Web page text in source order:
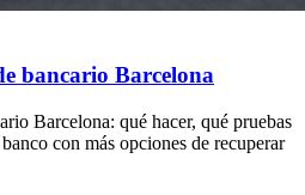
bancario Barcelona
Barcelona: qué hacer, qué pruebas
con más opciones de recuperar